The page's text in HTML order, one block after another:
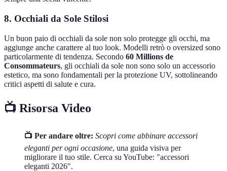
8. Occhiali da Sole Stilosi
Un buon paio di occhiali da sole non solo protegge gli occhi, ma
aggiunge anche carattere al tuo look. Modelli retrò o oversized sono
particolarmente di tendenza. Secondo 60 Millions de
Consommateurs, gli occhiali da sole non sono solo un accessorio
estetico, ma sono fondamentali per la protezione UV, sottolineando
critici aspetti di salute e cura.
📺 Risorsa Video
📺 Per andare oltre: Scopri come abbinare accessori
eleganti per ogni occasione, una guida visiva per
migliorare il tuo stile. Cerca su YouTube: "accessori
eleganti 2026".